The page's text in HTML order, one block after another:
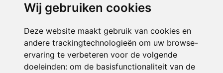
Wij gebruiken cookies
Deze website maakt gebruik van cookies en
andere trackingtechnologieën om uw browse-
ervaring te verbeteren voor de volgende
doeleinden: om de basisfunctionaliteit van de
ONDERDEEL VAN